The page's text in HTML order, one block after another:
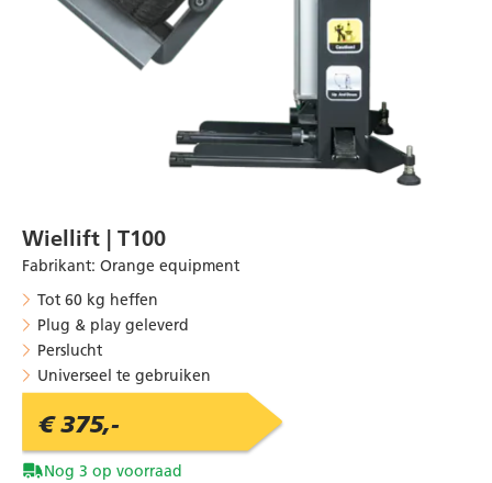
Wiellift | T100
Fabrikant: Orange equipment
Tot 60 kg heffen
Plug & play geleverd
Perslucht
Universeel te gebruiken
€ 375,-
Nog 3 op voorraad